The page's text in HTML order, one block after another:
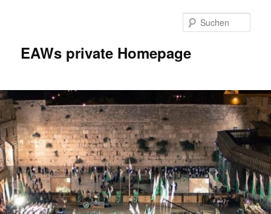
EAWs private Homepage